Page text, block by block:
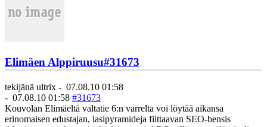
Elimäen Alppiruusu#31673
tekijänä ultrix - 07.08.10 01:58
- 07.08.10 01:58 #31673
Kouvolan Elimäeltä valtatie 6:n varrelta voi löytää aikansa
erinomaisen edustajan, lasipyramideja fiittaavan SEO-bensis